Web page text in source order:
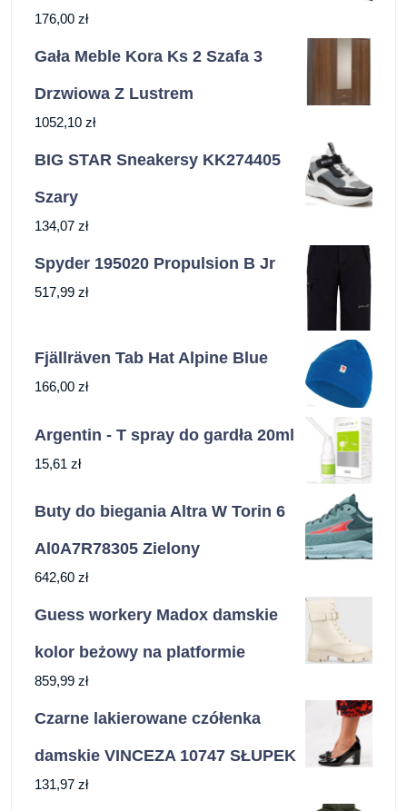
176,00 zł
Gała Meble Kora Ks 2 Szafa 3
Drzwiowa Z Lustrem
1052,10 zł
BIG STAR Sneakersy KK274405
Szary
134,07 zł
Spyder 195020 Propulsion B Jr
517,99 zł
Fjällräven Tab Hat Alpine Blue
166,00 zł
Argentin - T spray do gardła 20ml
15,61 zł
Buty do biegania Altra W Torin 6
Al0A7R78305 Zielony
642,60 zł
Guess workery Madox damskie
kolor beżowy na platformie
859,99 zł
Czarne lakierowane czółenka
damskie VINCEZA 10747 SŁUPEK
131,97 zł